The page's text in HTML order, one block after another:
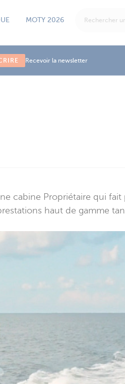
MOTY 2026
Recevoir la newsletter
cabine Propriétaire qui fait
haut de gamme